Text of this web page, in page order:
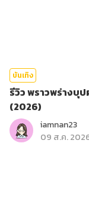
บันเทิง
รีวิว พราวพร่างบุ
(2026)
iamnan23
09 ส.ค.